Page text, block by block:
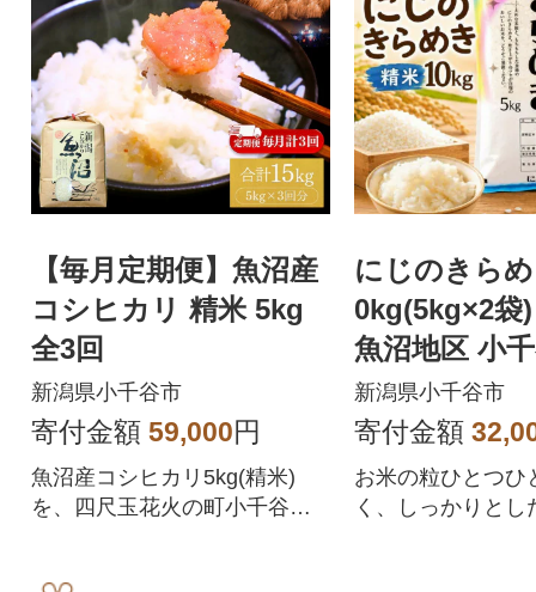
【毎月定期便】魚沼産
コシヒカリ 精米 5kg
全3回
新潟県小千谷市
寄付金額 59,000円
魚沼産コシヒカリ5kg(精米)
を、四尺玉花火の町小千谷市
にじのきら
0kg(5kg×2袋
魚沼地区 小
新潟県小千谷市
寄付金額
お米の粒ひとつひ
く、しっかりとし